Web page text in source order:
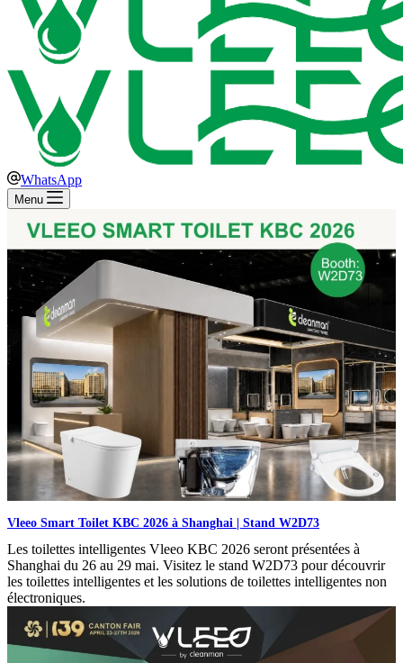
WhatsApp
Menu
Vleeo Smart Toilet KBC 2026 à Shanghai | Stand W2D73
Les toilettes intelligentes Vleeo KBC 2026 seront présentées à
Shanghai du 26 au 29 mai. Visitez le stand W2D73 pour découvrir
les toilettes intelligentes et les solutions de toilettes intelligentes non
électroniques.